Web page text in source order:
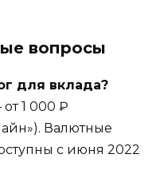
вопросы
для вклада?
1 000 ₽
Валютные
с июня 2022